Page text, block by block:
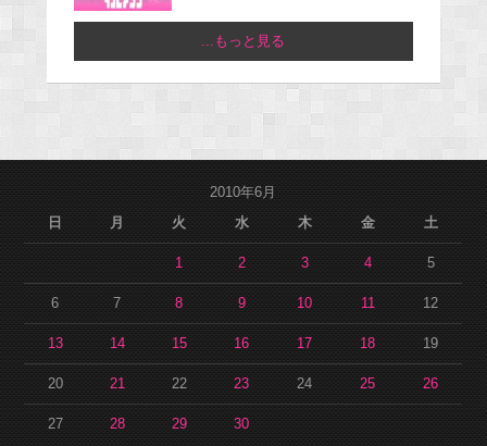
...もっと見る
2010年6月
日
月 火 水 木 金 土
1 2 3 4 5
6 7 8 9 10 11 12
13 14 15 16 17 18 19
20 21 22 23 24 25 26
27 28 29 30